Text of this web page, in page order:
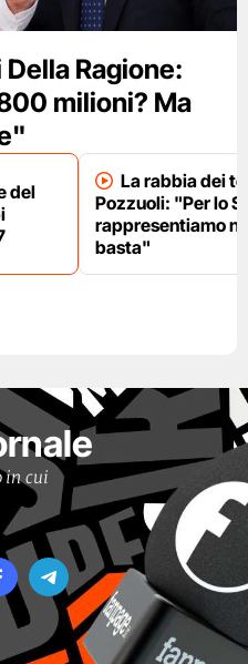
Ragione:
milioni? Ma
del
La rabbia dei
Pozzuoli: "Per lo
rappresentiamo
basta"
in cui